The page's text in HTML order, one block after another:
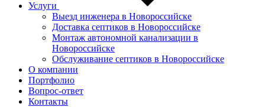
Услуги
Выезд инженера в Новороссийске
Доставка септиков в Новороссийске
Монтаж автономной канализации в
Новороссийске
Обслуживание септиков в Новороссийске
О компании
Портфолио
Вопрос-ответ
Контакты